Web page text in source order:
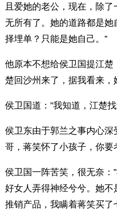
且爱她的老公，现在，除
无所有了。她的道路都是
择埋单？只能是她自己。”
他原本不想给侯卫国提江楚
楚回沙州来了，据我看来，
侯卫国道：”我知道，江楚
侯卫东由于郭兰之事内心深
哥，蒋笑怀了小孩子，你要
侯卫国一阵苦笑，很无奈：
好女人弄得神经兮兮。她
推销产品，我瞒着蒋笑买